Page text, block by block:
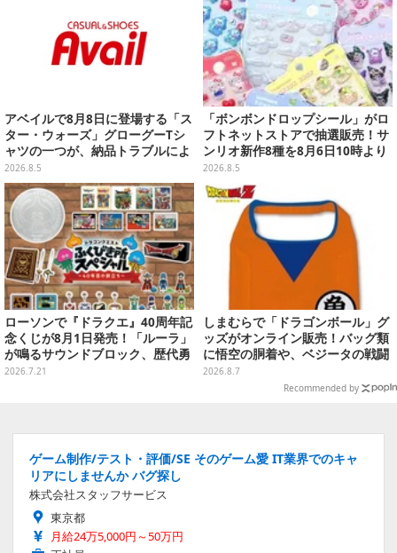
アベイルで8月8日に登場する「ス
ター・ウォーズ」グローグーTシ
ャツの一つが、納品トラブルによ
り販売日変更へ
2026.8.5
「ボンボンドロップシール」がロ
フトネットストアで抽選販売！サ
ンリオ新作8種を8月6日10時より
受付開始
2026.8.5
ローソンで『ドラクエ』40周年記
念くじが8月1日発売！「ルーラ」
が鳴るサウンドブロック、歴代勇
者＆スライムのフィギュアなど、
2026.7.21
しまむらで「ドラゴンボール」グ
ッズがオンライン販売！バッグ類
に悟空の胴着や、ベジータの戦闘
服を大胆デザイン
2026.8.7
Recommended by
ゲーム制作/テスト・評価/SE そのゲーム愛 IT業界でのキャ
リアにしませんか バグ探し
株式会社スタッフサービス
東京都
月給24万5,000円～50万円